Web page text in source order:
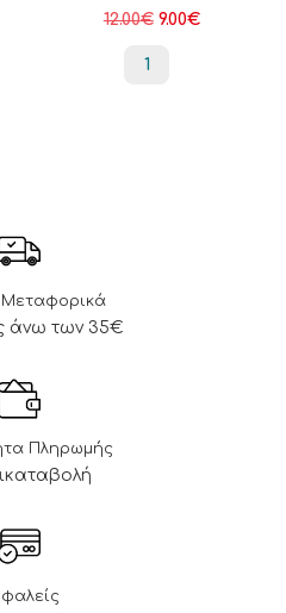
12.00€ 9.00€
1
άνω των 35€
Πληρωμής